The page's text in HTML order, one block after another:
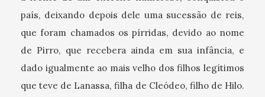
país, deixando depois dele uma sucessão de reis,
que foram chamados os pírridas, devido ao nome
de Pirro, que recebera ainda em sua infância, e
dado igualmente ao mais velho dos filhos legítimos
que teve de Lanassa, filha de Cleódeo, filho de Hilo.